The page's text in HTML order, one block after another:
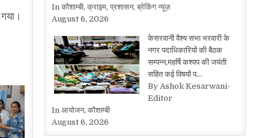
In कौशाम्बी, क्राइम, प्रशासन, ब्रेकिंग न्यूज़
August 6, 2026
केसरवानी वैश्य सभा भरवारी के
नगर पदाधिकारियों की बैठक
सम्पन्न,महर्षि कश्यप की जयंती
सहित कई विषयों प…
By Ashok Kesarwani-
Editor
In आयोजन, कौशाम्बी
August 6, 2026